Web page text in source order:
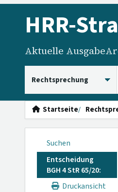
HRR-
Aktuelle Ausgabe
Startseite
Suchen
Entscheidung
BGH 4 StR 65/20:
Druckansicht